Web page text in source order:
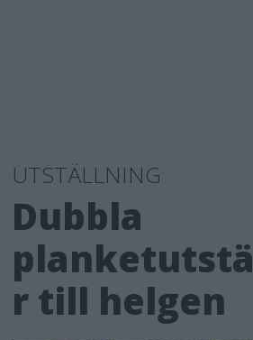
UTSTÄLLNING
Dubbla
r till helgen